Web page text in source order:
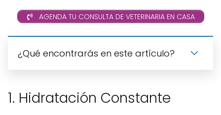
AGENDA TU CONSULTA DE VETERINARIA EN CASA
¿Qué encontrarás en este artículo?
1. Hidratación Constante